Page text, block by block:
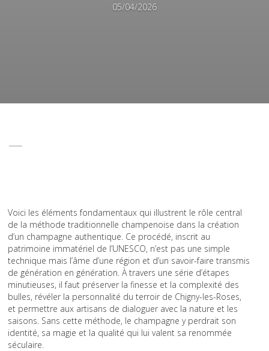
05/04/2026
Voici les éléments fondamentaux qui illustrent le rôle central
de la méthode traditionnelle champenoise dans la création
d’un champagne authentique. Ce procédé, inscrit au
patrimoine immatériel de l’UNESCO, n’est pas une simple
technique mais l’âme d’une région et d’un savoir-faire transmis
de génération en génération. À travers une série d’étapes
minutieuses, il faut préserver la finesse et la complexité des
bulles, révéler la personnalité du terroir de Chigny-les-Roses,
et permettre aux artisans de dialoguer avec la nature et les
saisons. Sans cette méthode, le champagne y perdrait son
identité, sa magie et la qualité qui lui valent sa renommée
séculaire.